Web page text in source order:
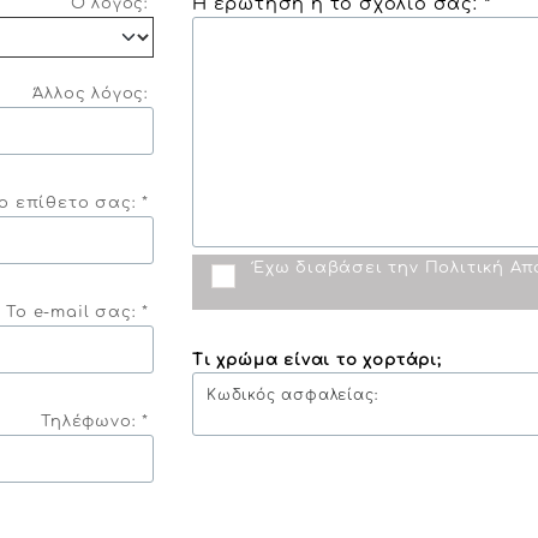
Άλλος λόγος:
επίθετο σας: *
Το e-mail σας: *
Τηλέφωνο: *
Έχω διαβάσει την Πολιτική
Κωδικός ασφαλείας:
Τι χρώμα είναι το χορτάρι;